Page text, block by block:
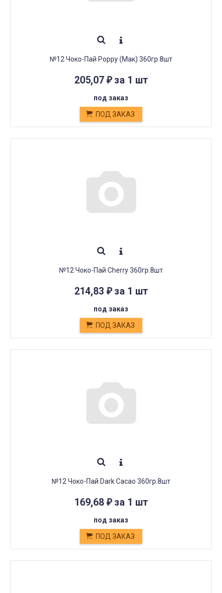
№12 Чоко-Пай Poppy (Мак) 360гр.8шт
205,07 ₽за 1 шт
под заказ
ПОД ЗАКАЗ
№12 Чоко-Пай Cherry 360гр.8шт
214,83 ₽за 1 шт
под заказ
ПОД ЗАКАЗ
№12 Чоко-Пай Dark Caсао 360гр.8шт
169,68 ₽за 1 шт
под заказ
ПОД ЗАКАЗ